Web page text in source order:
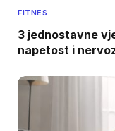
FITNES
3 jednostavne
napetost i